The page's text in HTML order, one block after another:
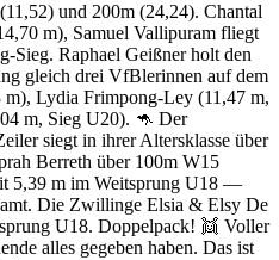
und 200m (24,24). Chantal
m), Samuel Vallipuram fliegt
Sieg. Raphael Geißner holt den
gleich drei VfBlerinnen auf dem
Lydia Frimpong-Ley (11,47 m,
m, Sieg U20). 🦘 Der
siegt in ihrer Altersklasse über
Berreth über 100m W15
5,39 m im Weitsprung U18 —
Die Zwillinge Elsia & Elsy De
U18. Doppelpack! 👯 Voller
alles gegeben haben. Das ist